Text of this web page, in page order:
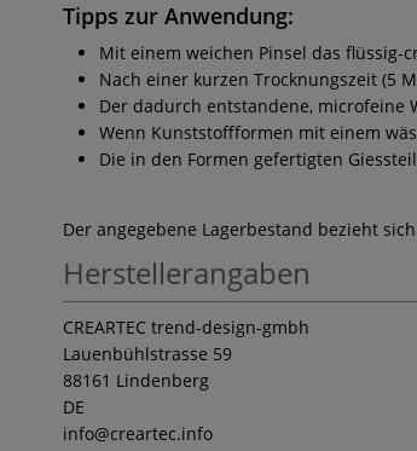
Tipps zur Anwendung:
Mit einem weichen Pinsel das
Nach einer kurzen Trocknungszeit (5
Der dadurch entstandene, microfeine
Wenn Kunststoffformen mit einem
Die in den Formen gefertigten
Der angegebene Lagerbestand bezieht
Herstellerangaben
CREARTEC trend-design-gmbh
Lauenbühlstrasse 59
88161 Lindenberg
DE
info@creartec.info